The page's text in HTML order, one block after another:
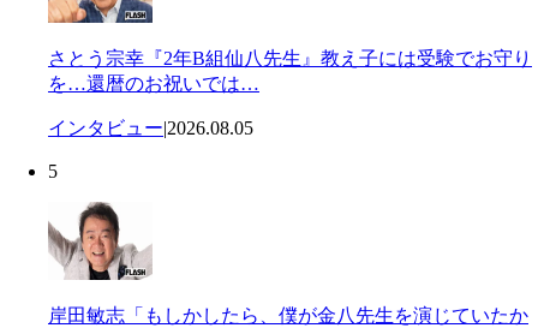
さとう宗幸『2年B組仙八先生』教え子には受験でお守り
を…還暦のお祝いでは…
インタビュー|2026.08.05
5
岸田敏志「もしかしたら、僕が金八先生を演じていたか